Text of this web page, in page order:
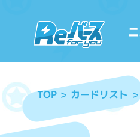
TOP カードリスト